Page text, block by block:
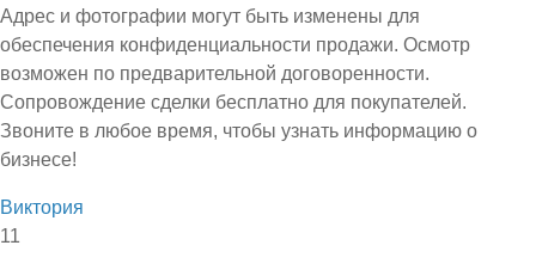
Адрес и фотографии могут быть изменены для
обеспечения конфиденциальности продажи. Осмотр
возможен по предварительной договоренности.
Сопровождение сделки бесплатно для покупателей.
Звоните в любое время, чтобы узнать информацию о
бизнесе!
Виктория
11